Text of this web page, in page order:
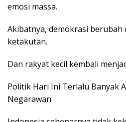
emosi massa.
Akibatnya, demokrasi berubah
ketakutan.
Dan rakyat kecil kembali
Politik Hari Ini Terlalu Banyak
Negarawan